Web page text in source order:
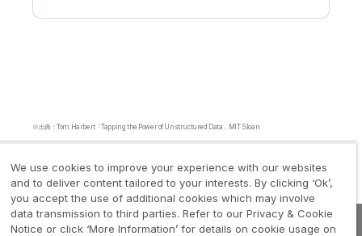
※出典：Tom Harbert「Tapping the Power of Unstructured Data」MIT Sloan
We use cookies to improve your experience with our websites
and to deliver content tailored to your interests. By clicking ‘Ok’,
you accept the use of additional cookies which may involve
data transmission to third parties. Refer to our Privacy & Cookie
Notice or click ‘More Information’ for details on cookie usage on